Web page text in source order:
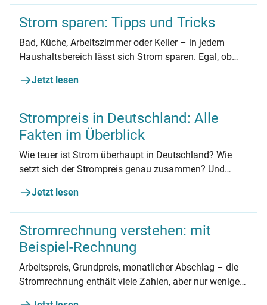
Strom sparen: Tipps und Tricks
Bad, Küche, Arbeitszimmer oder Keller – in jedem
Haushaltsbereich lässt sich Strom sparen. Egal, ob
Stromspartipps für Sie zusammengefasst.
Jetzt lesen
Strompreis in Deutschland: Alle
Fakten im Überblick
Wie teuer ist Strom überhaupt in Deutschland? Wie
setzt sich der Strompreis genau zusammen? Und
deutschen Strompreis?
Jetzt lesen
Stromrechnung verstehen: mit
Beispiel-Rechnung
Arbeitspreis, Grundpreis, monatlicher Abschlag – die
Stromrechnung enthält viele Zahlen, aber nur wenige